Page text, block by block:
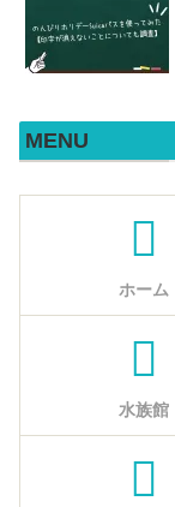
MENU
ホーム
水族館